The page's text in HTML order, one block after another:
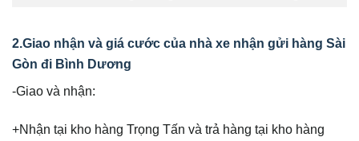
2.Giao nhận và giá cước của nhà xe nhận gửi hàng Sài
Gòn đi Bình Dương
-Giao và nhận:
+Nhận tại kho hàng Trọng Tấn và trả hàng tại kho hàng